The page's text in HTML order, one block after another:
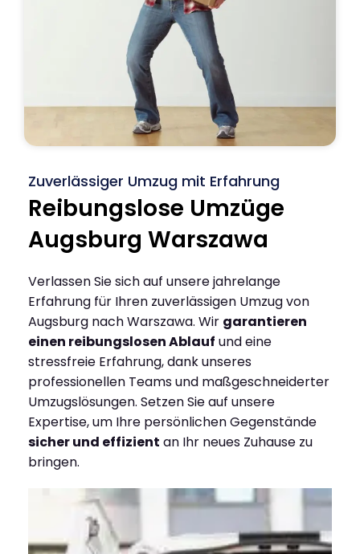
Zuverlässiger Umzug mit Erfahrung
Reibungslose Umzüge
Augsburg Warszawa
Verlassen Sie sich auf unsere jahrelange
Erfahrung für Ihren zuverlässigen Umzug von
Augsburg nach Warszawa. Wir garantieren
einen reibungslosen Ablauf und eine
stressfreie Erfahrung, dank unseres
professionellen Teams und maßgeschneiderter
Umzugslösungen. Setzen Sie auf unsere
Expertise, um Ihre persönlichen Gegenstände
sicher und effizient an Ihr neues Zuhause zu
bringen.